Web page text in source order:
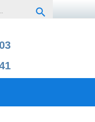
search